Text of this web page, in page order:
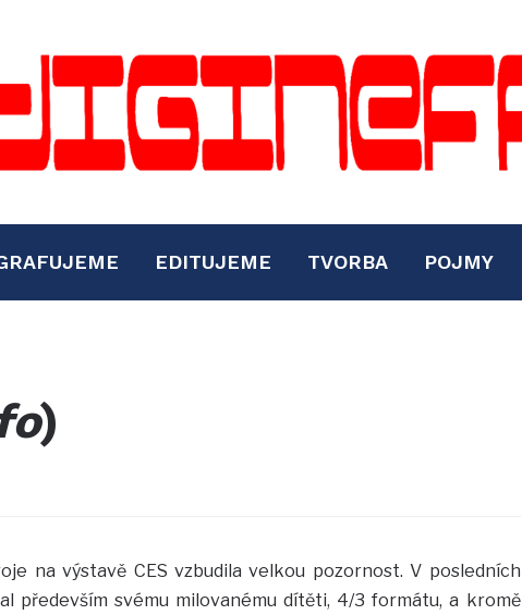
EDITUJEME TVORBA POJMY
)
na výstavě CES vzbudila velkou pozornost. V posledních
především svému milovanému dítěti, 4/3 formátu, a kromě